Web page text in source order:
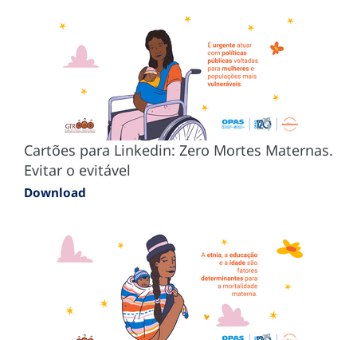
Cartões para Linkedin: Zero Mortes Maternas.
Evitar o evitável
Download